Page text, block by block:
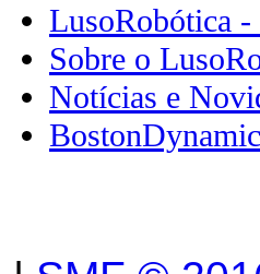
LusoRobótica -
Sobre o
Notícias e